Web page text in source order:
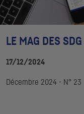
LE MAG DES SDG
17/12/2024
Décembre 2024 - N° 23